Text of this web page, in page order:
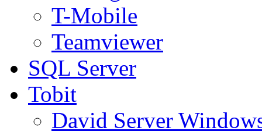
T-Mobile
Teamviewer
SQL Server
Tobit
David Server